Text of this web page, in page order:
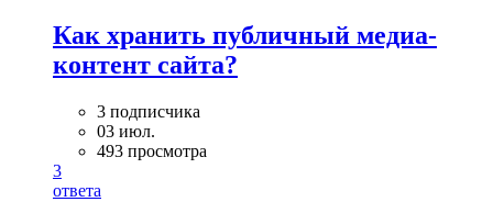
Как хранить публичный медиа-
контент сайта?
3 подписчика
03 июл.
493 просмотра
3
ответа